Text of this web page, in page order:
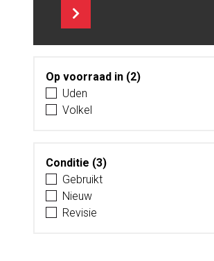
Op voorraad in (2)
Uden
Volkel
Conditie (3)
Gebruikt
Nieuw
Revisie